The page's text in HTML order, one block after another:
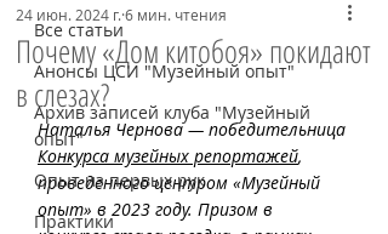
Все статьи
Анонсы ЦСИ "Музейный опыт"
Архив записей клуба "Музейный
опыт"
Опыт из первых рук
Практики
Почему «Дом китобоя» покидают
в слезах?
24 июн. 2024 г. 6 мин. чтения
Наталья Чернова — победительница
Конкурса музейных репортажей,
проведенного центром «Музейный
опыт» в 2023 году. Призом в